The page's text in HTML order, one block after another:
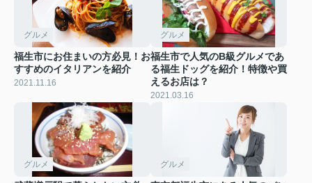
グルメ
福生市にお住まいの方必見！お
すすめのイタリアンを紹介
2021.11.16
グルメ
福生市で人気のB級グルメであ
る福生ドッグを紹介！特徴や買
えるお店は？
2021.03.16
グルメ グルメ